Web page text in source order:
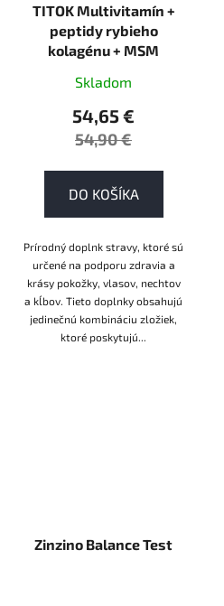
TITOK Multivitamín +
peptidy rybieho
kolagénu + MSM
Skladom
54,65 €
54,90 €
DO KOŠÍKA
Prírodný doplnk stravy, ktoré sú
určené na podporu zdravia a
krásy pokožky, vlasov, nechtov
a kĺbov. Tieto doplnky obsahujú
jedinečnú kombináciu zložiek,
ktoré poskytujú...
Zinzino Balance Test